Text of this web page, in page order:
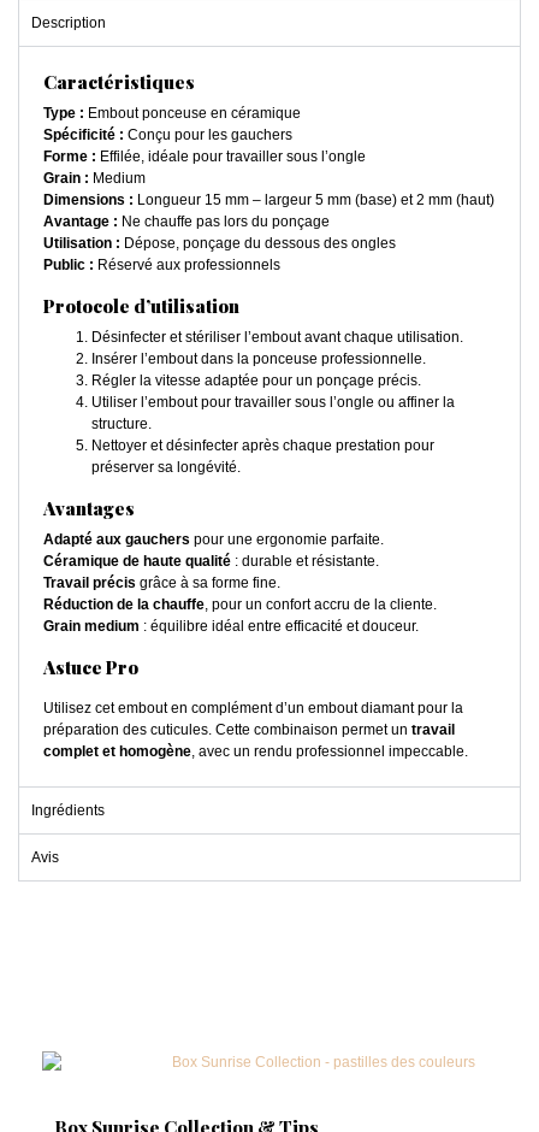
Description
Caractéristiques
Type : Embout ponceuse en céramique
Spécificité : Conçu pour les gauchers
Forme : Effilée, idéale pour travailler sous l’ongle
Grain : Medium
Dimensions : Longueur 15 mm – largeur 5 mm (base) et 2 mm (haut)
Avantage : Ne chauffe pas lors du ponçage
Utilisation : Dépose, ponçage du dessous des ongles
Public : Réservé aux professionnels
Protocole d’utilisation
Désinfecter et stériliser l’embout avant chaque utilisation.
Insérer l’embout dans la ponceuse professionnelle.
Régler la vitesse adaptée pour un ponçage précis.
Utiliser l’embout pour travailler sous l’ongle ou affiner la
structure.
Nettoyer et désinfecter après chaque prestation pour
préserver sa longévité.
Avantages
Adapté aux gauchers pour une ergonomie parfaite.
Céramique de haute qualité : durable et résistante.
Travail précis grâce à sa forme fine.
Réduction de la chauffe, pour un confort accru de la cliente.
Grain medium : équilibre idéal entre efficacité et douceur.
Astuce Pro
Utilisez cet embout en complément d’un embout diamant pour la
préparation des cuticules. Cette combinaison permet un travail
complet et homogène, avec un rendu professionnel impeccable.
Ingrédients
Avis